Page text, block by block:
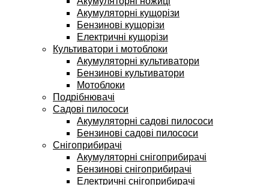
Акумуляторні кущорізи
Бензинові кущорізи
Електричні кущорізи
Культиватори і мотоблоки
Акумуляторні культиватори
Бензинові культиватори
Мотоблоки
Подрібнювачі
Садові пилососи
Акумуляторні садові пилососи
Бензинові садові пилососи
Снігоприбирачі
Акумуляторні снігоприбирачі
Бензинові снігоприбирачі
Електричні снігоприбирачі